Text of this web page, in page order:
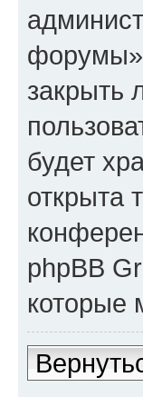
форумы»
закрыть
будет
открыта
phpBB
которые